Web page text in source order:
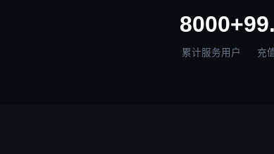
8000+
累计服务用户 充